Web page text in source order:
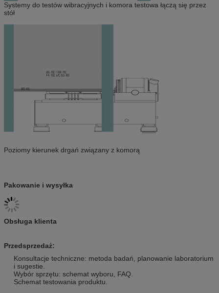
Systemy do testów wibracyjnych i komora testowa łączą się przez
stół
Poziomy kierunek drgań związany z komorą
Pakowanie i wysyłka
Obsługa klienta
Przedsprzedaż:
Konsultacje techniczne: metoda badań, planowanie laboratorium
i sugestie.
Wybór sprzętu: schemat wyboru, FAQ.
Schemat testowania produktu.